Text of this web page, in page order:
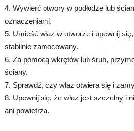
4. Wywierć otwory w podłodze lub
oznaczeniami.
5. Umieść właz w otworze i upewnij
stabilnie zamocowany.
6. Za pomocą wkrętów lub śrub,
ściany.
7. Sprawdź, czy właz otwiera się i
8. Upewnij się, że właz jest szczelny i
ani powietrza.